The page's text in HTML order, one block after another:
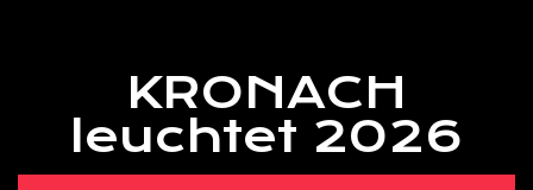
KRONACH
leuchtet 2026